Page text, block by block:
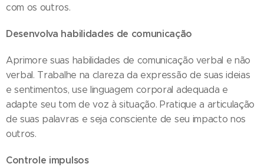
com os outros.
Desenvolva habilidades de comunicação
Aprimore suas habilidades de comunicação verbal e não
verbal. Trabalhe na clareza da expressão de suas ideias
e sentimentos, use linguagem corporal adequada e
adapte seu tom de voz à situação. Pratique a articulação
de suas palavras e seja consciente de seu impacto nos
outros.
Controle impulsos